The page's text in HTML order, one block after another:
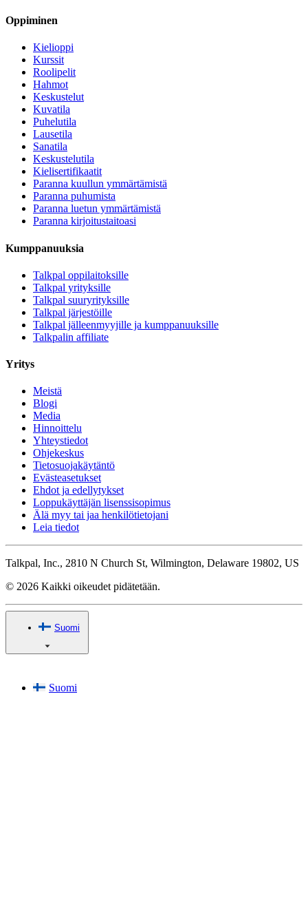
Oppiminen
Kielioppi
Kurssit
Roolipelit
Hahmot
Keskustelut
Kuvatila
Puhelutila
Lausetila
Sanatila
Keskustelutila
Kielisertifikaatit
Paranna kuullun ymmärtämistä
Paranna puhumista
Paranna luetun ymmärtämistä
Paranna kirjoitustaitoasi
Kumppanuuksia
Talkpal oppilaitoksille
Talkpal yrityksille
Talkpal suuryrityksille
Talkpal järjestöille
Talkpal jälleenmyyjille ja kumppanuuksille
Talkpalin affiliate
Yritys
Meistä
Blogi
Media
Hinnoittelu
Yhteystiedot
Ohjekeskus
Tietosuojakäytäntö
Evästeasetukset
Ehdot ja edellytykset
Loppukäyttäjän lisenssisopimus
Älä myy tai jaa henkilötietojani
Leia tiedot
Talkpal, Inc., 2810 N Church St, Wilmington, Delaware 19802, US
© 2026 Kaikki oikeudet pidätetään.
Suomi
Suomi